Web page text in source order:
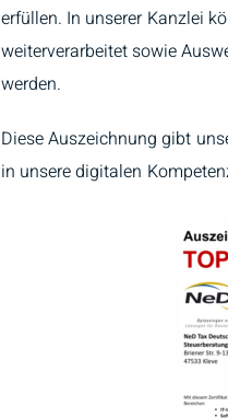
erfüllen. In unserer Kanzlei
weiterverarbeitet sowie
werden.
Diese Auszeichnung gibt
in unsere digitalen